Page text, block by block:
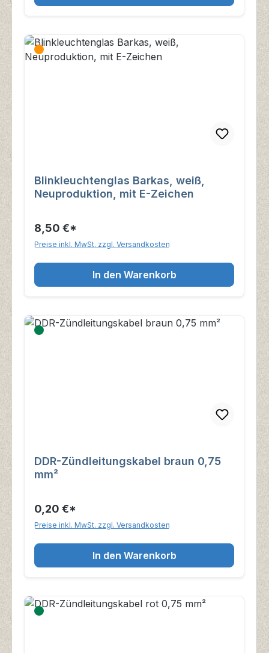
Blinkleuchtenglas Barkas, weiß,
Neuproduktion, mit E-Zeichen
8,50 €*
Preise inkl. MwSt. zzgl. Versandkosten
In den Warenkorb
DDR-Zündleitungskabel braun 0,75
mm²
0,20 €*
Preise inkl. MwSt. zzgl. Versandkosten
In den Warenkorb